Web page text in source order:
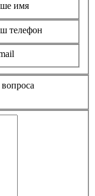
имя
телефон